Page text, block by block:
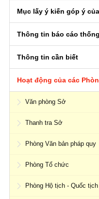
Mục lấy ý kiến góp ý
Thông tin báo cáo
Thông tin cần biết
Hoạt động của các
Văn phòng Sở
Thanh tra Sở
Phòng Văn bản pháp quy
Phòng Tổ chức
Phòng Hộ tịch - Quốc tịch